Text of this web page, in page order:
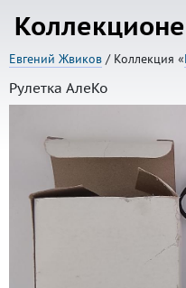
Евгений Жвиков / Коллекция «
Рулетка АлеКо